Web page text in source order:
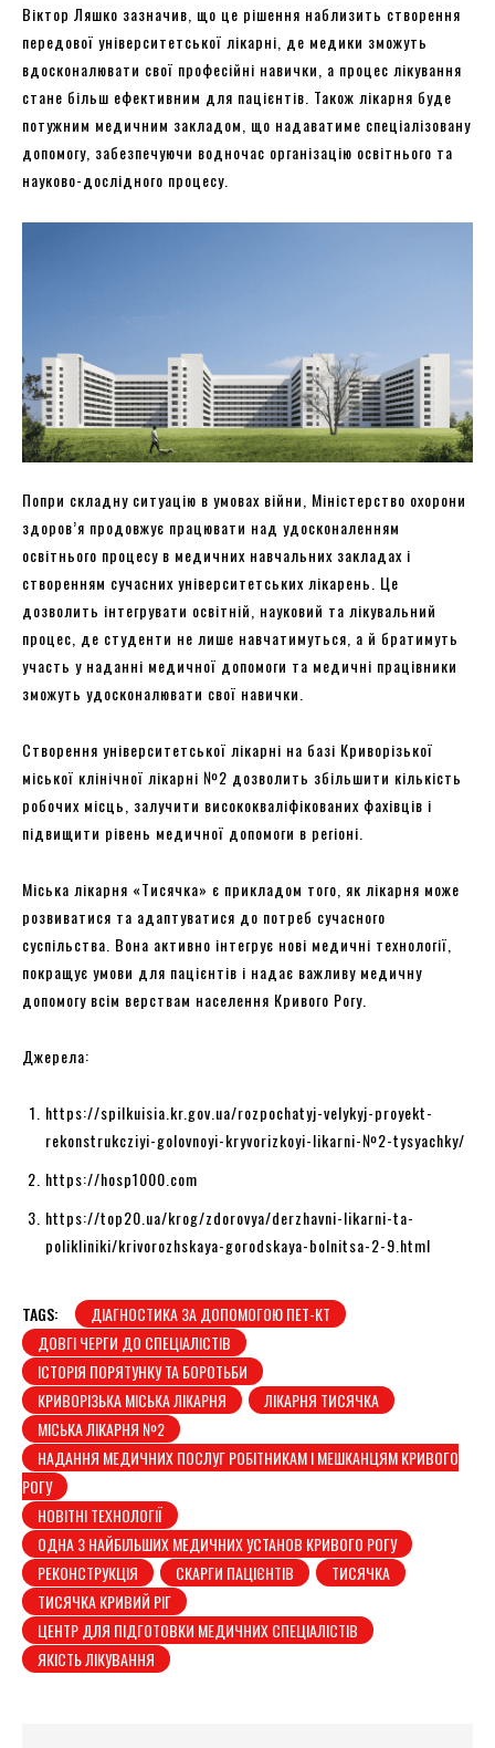
Віктор Ляшко зазначив, що це рішення наблизить створення
передової університетської лікарні, де медики зможуть
вдосконалювати свої професійні навички, а процес лікування
стане більш ефективним для пацієнтів. Також лікарня буде
потужним медичним закладом, що надаватиме спеціалізовану
допомогу, забезпечуючи водночас організацію освітнього та
науково-дослідного процесу.
Попри складну ситуацію в умовах війни, Міністерство охорони
здоров’я продовжує працювати над удосконаленням
освітнього процесу в медичних навчальних закладах і
створенням сучасних університетських лікарень. Це
дозволить інтегрувати освітній, науковий та лікувальний
процес, де студенти не лише навчатимуться, а й братимуть
участь у наданні медичної допомоги та медичні працівники
зможуть удосконалювати свої навички.
Створення університетської лікарні на базі Криворізької
міської клінічної лікарні №2 дозволить збільшити кількість
робочих місць, залучити висококваліфікованих фахівців і
підвищити рівень медичної допомоги в регіоні.
Міська лікарня «Тисячка» є прикладом того, як лікарня може
розвиватися та адаптуватися до потреб сучасного
суспільства. Вона активно інтегрує нові медичні технології,
покращує умови для пацієнтів і надає важливу медичну
допомогу всім верствам населення Кривого Рогу.
Джерела:
https://spilkuisia.kr.gov.ua/rozpochatyj-velykyj-proyekt-
rekonstrukcziyi-golovnoyi-kryvorizkoyi-likarni-№2-tysyachky/
https://hosp1000.com
https://top20.ua/krog/zdorovya/derzhavni-likarni-ta-
polikliniki/krivorozhskaya-gorodskaya-bolnitsa-2-9.html
TAGS:
ДІАГНОСТИКА ЗА ДОПОМОГОЮ ПЕТ-КТ
ДОВГІ ЧЕРГИ ДО СПЕЦІАЛІСТІВ
ІСТОРІЯ ПОРЯТУНКУ ТА БОРОТЬБИ
КРИВОРІЗЬКА МІСЬКА ЛІКАРНЯ
ЛІКАРНЯ ТИСЯЧКА
МІСЬКА ЛІКАРНЯ №2
НАДАННЯ МЕДИЧНИХ ПОСЛУГ РОБІТНИКАМ І МЕШКАНЦЯМ КРИВОГО
РОГУ
НОВІТНІ ТЕХНОЛОГІЇ
ОДНА З НАЙБІЛЬШИХ МЕДИЧНИХ УСТАНОВ КРИВОГО РОГУ
РЕКОНСТРУКЦІЯ
СКАРГИ ПАЦІЄНТІВ
ТИСЯЧКА
ТИСЯЧКА КРИВИЙ РІГ
ЦЕНТР ДЛЯ ПІДГОТОВКИ МЕДИЧНИХ СПЕЦІАЛІСТІВ
ЯКІСТЬ ЛІКУВАННЯ